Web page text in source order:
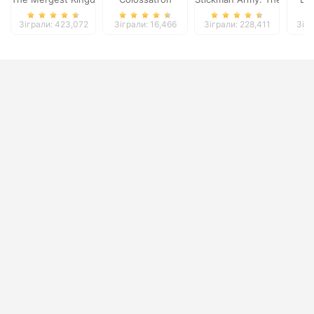
Зіграли: 423,072 Зіграли: 16,466 Зіграли: 228,411